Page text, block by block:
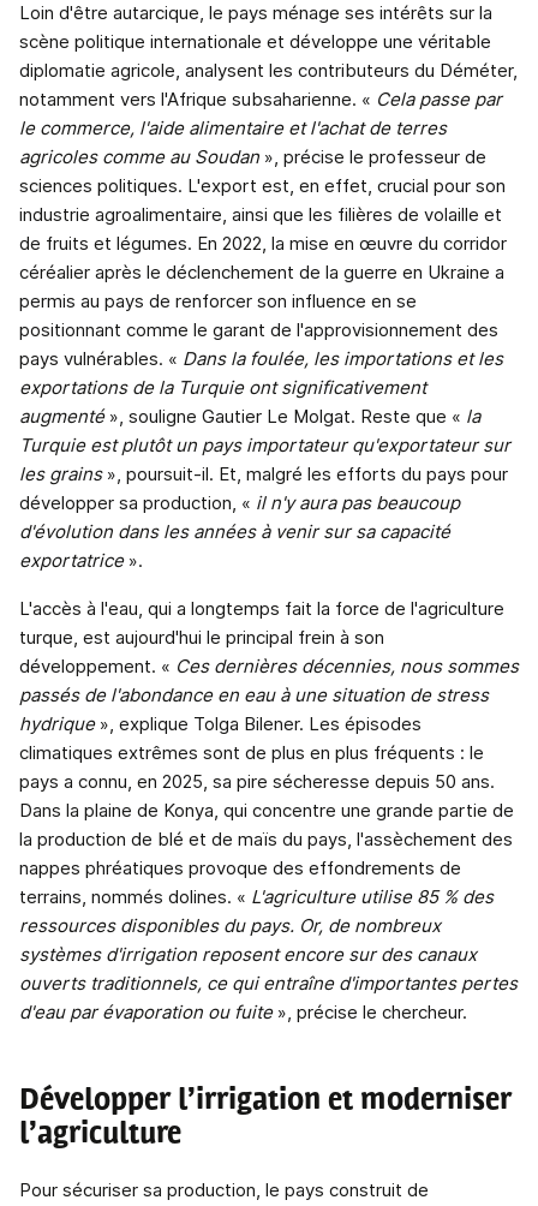
Loin d'être autarcique, le pays ménage ses intérêts sur la
scène politique internationale et développe une véritable
diplomatie agricole, analysent les contributeurs du Déméter,
notamment vers l'Afrique subsaharienne. « Cela passe par
le commerce, l'aide alimentaire et l'achat de terres
agricoles comme au Soudan », précise le professeur de
sciences politiques. L'export est, en effet, crucial pour son
industrie agroalimentaire, ainsi que les filières de volaille et
de fruits et légumes. En 2022, la mise en œuvre du corridor
céréalier après le déclenchement de la guerre en Ukraine a
permis au pays de renforcer son influence en se
positionnant comme le garant de l'approvisionnement des
pays vulnérables. « Dans la foulée, les importations et les
exportations de la Turquie ont significativement
augmenté», souligne Gautier Le Molgat. Reste que « la
Turquie est plutôt un pays importateur qu'exportateur sur
les grains», poursuit-il. Et, malgré les efforts du pays pour
développer sa production, « il n'y aura pas beaucoup
d'évolution dans les années à venir sur sa capacité
exportatrice».
L'accès à l'eau, qui a longtemps fait la force de l'agriculture
turque, est aujourd'hui le principal frein à son
développement. « Ces dernières décennies, nous sommes
passés de l'abondance en eau à une situation de stress
hydrique», explique Tolga Bilener. Les épisodes
climatiques extrêmes sont de plus en plus fréquents : le
pays a connu, en 2025, sa pire sécheresse depuis 50 ans.
Dans la plaine de Konya, qui concentre une grande partie de
la production de blé et de maïs du pays, l'assèchement des
nappes phréatiques provoque des effondrements de
terrains, nommés dolines. « L'agriculture utilise 85 % des
ressources disponibles du pays. Or, de nombreux
systèmes d'irrigation reposent encore sur des canaux
ouverts traditionnels, ce qui entraîne d'importantes pertes
d'eau par évaporation ou fuite», précise le chercheur.
Développer l’irrigation et moderniser
l’agriculture
Pour sécuriser sa production, le pays construit de